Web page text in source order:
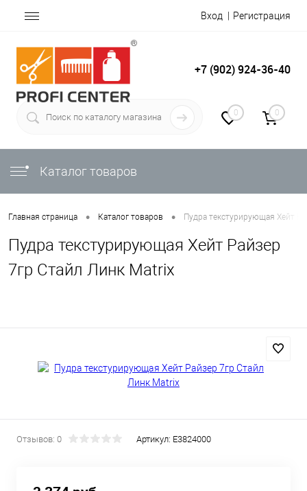
Вход Регистрация
+7 (902) 924-36-40
0 0
Каталог товаров
Главная страница • Каталог товаров • Пудра текстурирующая Хейт
Пудра текстурирующая Хейт Райзер
7гр Стайл Линк Matrix
Отзывов: 0 Артикул: E3824000